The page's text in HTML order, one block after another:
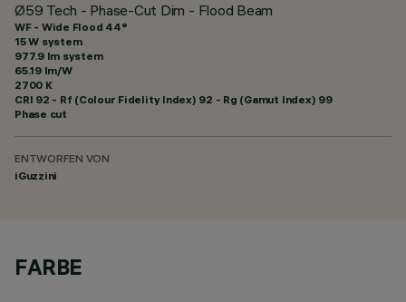
Ø59 Tech - Phase-Cut Dim - Flood Beam
WF - Wide Flood 44°
15 W system
977.9 lm system
65.19 lm/W
2700 K
CRI 92 - Rf (Colour Fidelity Index) 92 - Rg (Gamut Index) 99
Phase cut
ENTWORFEN VON
iGuzzini
FARBE